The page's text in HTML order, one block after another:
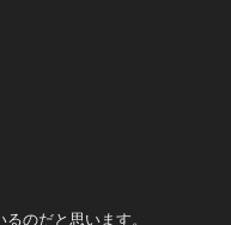
のだと思います。